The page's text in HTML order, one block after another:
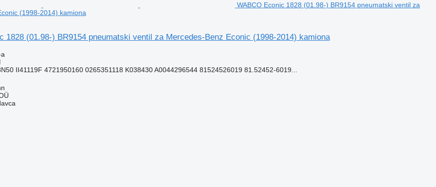
WABCO Econic 1828 (01.98-) BR9154 pneumatski ventil za
(1998-2014) kamiona
1828 (01.98-) BR9154 pneumatski ventil za Mercedes-Benz Econic (1998-2014) kamiona
II41119F 4721950160 0265351118 K038430 A0044296544 81524526019 81.52452-6019...